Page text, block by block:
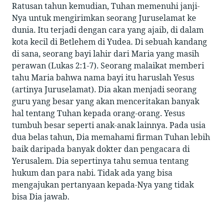
Ratusan tahun kemudian, Tuhan memenuhi janji-
Nya untuk mengirimkan seorang Juruselamat ke
dunia. Itu terjadi dengan cara yang ajaib, di dalam
kota kecil di Betlehem di Yudea. Di sebuah kandang
di sana, seorang bayi lahir dari Maria yang masih
perawan (Lukas 2:1-7). Seorang malaikat memberi
tahu Maria bahwa nama bayi itu haruslah Yesus
(artinya Juruselamat). Dia akan menjadi seorang
guru yang besar yang akan menceritakan banyak
hal tentang Tuhan kepada orang-orang. Yesus
tumbuh besar seperti anak-anak lainnya. Pada usia
dua belas tahun, Dia memahami firman Tuhan lebih
baik daripada banyak dokter dan pengacara di
Yerusalem. Dia sepertinya tahu semua tentang
hukum dan para nabi. Tidak ada yang bisa
mengajukan pertanyaan kepada-Nya yang tidak
bisa Dia jawab.